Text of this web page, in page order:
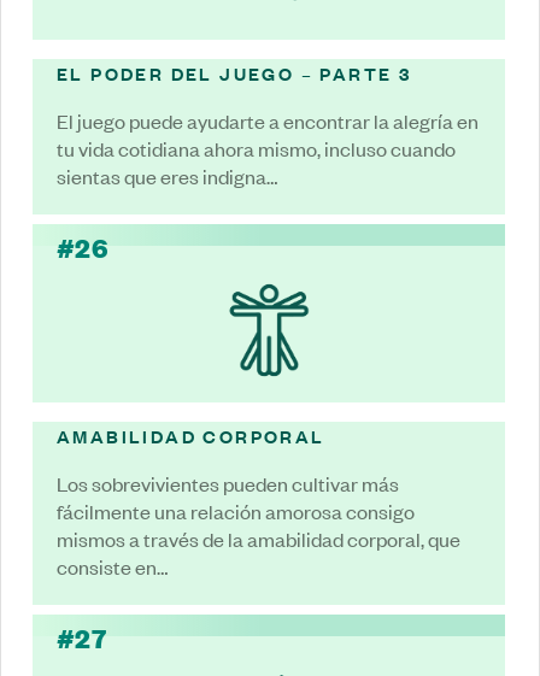
EL PODER DEL JUEGO – PARTE 3
El juego puede ayudarte a encontrar la alegría en
tu vida cotidiana ahora mismo, incluso cuando
sientas que eres indigna…
#26
AMABILIDAD CORPORAL
Los sobrevivientes pueden cultivar más
fácilmente una relación amorosa consigo
mismos a través de la amabilidad corporal, que
consiste en…
#27